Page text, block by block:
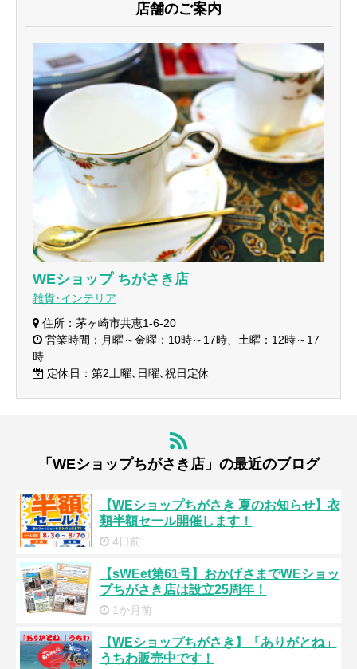
店舗のご案内
WEショップ ちがさき店
雑貨･インテリア
住所：茅ヶ崎市共恵1-6-20
営業時間：月曜～金曜：10時～17時、土曜：12時～17
時
定休日：第2土曜､日曜､祝日定休
「WEショップちがさき店」の最近のブログ
【WEショップちがさき 夏のお知らせ】衣
類半額セール開催します！
4日前
【sWEet第61号】おかげさまでWEショッ
プちがさき店は設立25周年！
1か月前
【WEショップちがさき】「ありがとね」
うちわ販売中です！